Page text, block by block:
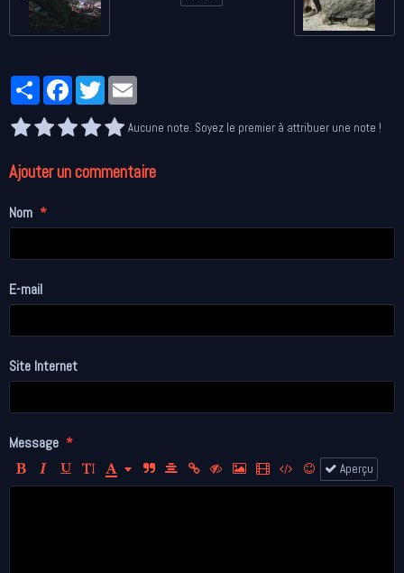
PartagerFacebookTwitter
Aucune note. Soyez le premier à attribuer une note !
Ajouter un commentaire
Nom
E-mail
Site Internet
Message
Aperçu